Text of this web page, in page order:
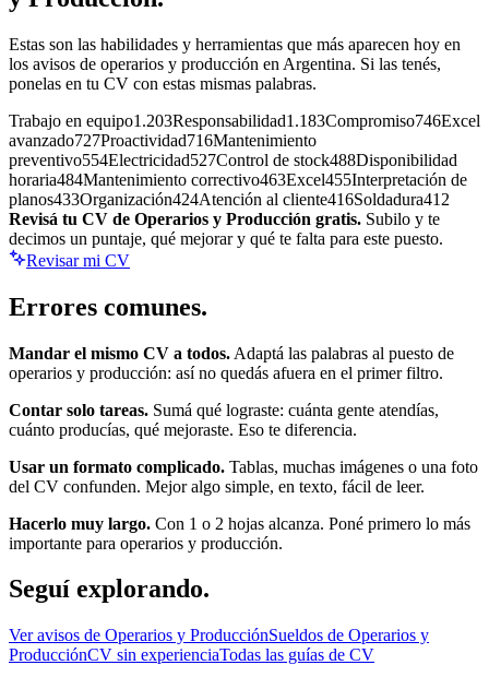
Estas son las habilidades y herramientas que más aparecen hoy en
los avisos de operarios y producción en Argentina. Si las tenés,
ponelas en tu CV con estas mismas palabras.
Trabajo en equipo1.203Responsabilidad1.183Compromiso746Excel
avanzado727Proactividad716Mantenimiento
preventivo554Electricidad527Control de stock488Disponibilidad
horaria484Mantenimiento correctivo463Excel455Interpretación de
planos433Organización424Atención al cliente416Soldadura412
Revisá tu CV de Operarios y Producción gratis. Subilo y te
decimos un puntaje, qué mejorar y qué te falta para este puesto.
Revisar mi CV
Errores comunes.
Mandar el mismo CV a todos. Adaptá las palabras al puesto de
operarios y producción: así no quedás afuera en el primer filtro.
Contar solo tareas. Sumá qué lograste: cuánta gente atendías,
cuánto producías, qué mejoraste. Eso te diferencia.
Usar un formato complicado. Tablas, muchas imágenes o una foto
del CV confunden. Mejor algo simple, en texto, fácil de leer.
Hacerlo muy largo. Con 1 o 2 hojas alcanza. Poné primero lo más
importante para operarios y producción.
Seguí explorando.
Ver avisos de Operarios y ProducciónSueldos de Operarios y
ProducciónCV sin experienciaTodas las guías de CV